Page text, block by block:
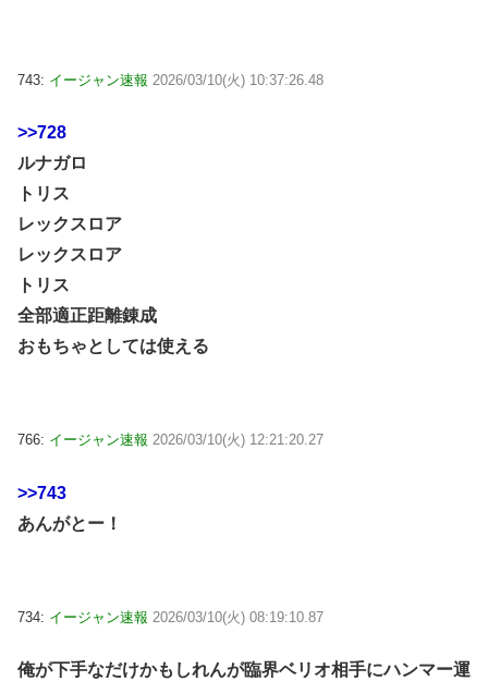
743: イージャン速報 2026/03/10(火) 10:37:26.48
>>728
ルナガロ
トリス
レックスロア
レックスロア
トリス
全部適正距離錬成
おもちゃとしては使える
766: イージャン速報 2026/03/10(火) 12:21:20.27
>>743
あんがとー！
734: イージャン速報 2026/03/10(火) 08:19:10.87
俺が下手なだけかもしれんが臨界ベリオ相手にハンマー運